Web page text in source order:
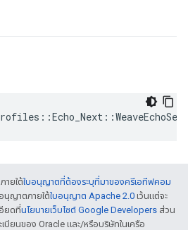
ายใต้ใบอนุญาตที่ต้องระบุที่มาของครีเอทีฟคอม
นุญาตภายใต้ใบอนุญาต Apache 2.0 เว้นแต่จะ
อียดที่นโยบายเว็บไซต์ Google Developers ส่วน
บียนของ Oracle และ/หรือบริษัทในเครือ